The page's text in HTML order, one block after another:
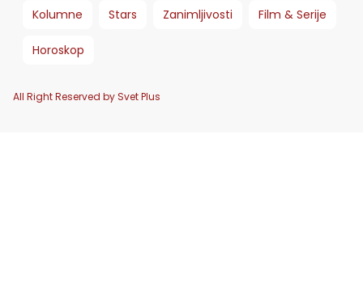
Kolumne Stars Zanimljivosti Film & Serije
Horoskop
All Right Reserved by Svet Plus